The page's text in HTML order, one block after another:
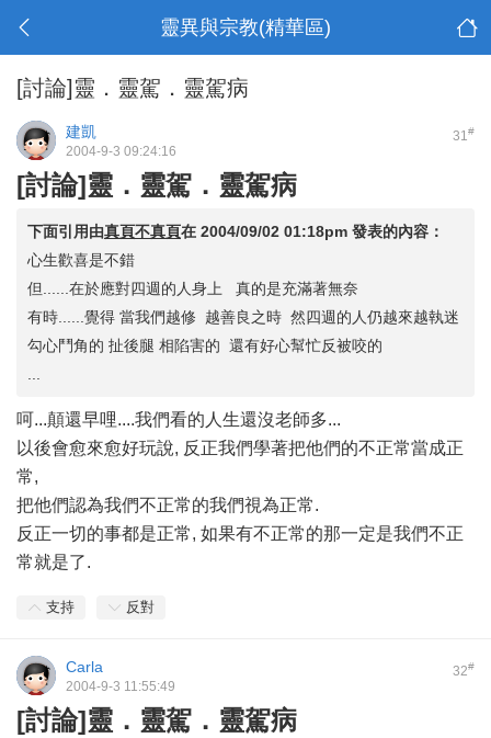
靈異與宗教(精華區)
[討論]靈．靈駕．靈駕病
31#
建凱
2004-9-3 09:24:16
[討論]靈．靈駕．靈駕病
下面引用由真頁不真頁在 2004/09/02 01:18pm 發表的內容：
心生歡喜是不錯
但......在於應對四週的人身上 真的是充滿著無奈
有時......覺得 當我們越修 越善良之時 然四週的人仍越來越執迷
勾心鬥角的 扯後腿 相陷害的 還有好心幫忙反被咬的
呵...顛還早哩....我們看的人生還沒老師多...
以後會愈來愈好玩說, 反正我們學著把他們的不正常當成正
常,
把他們認為我們不正常的我們視為正常.
反正一切的事都是正常, 如果有不正常的那一定是我們不正
常就是了.
支持 反對
32#
Carla
2004-9-3 11:55:49
[討論]靈．靈駕．靈駕病